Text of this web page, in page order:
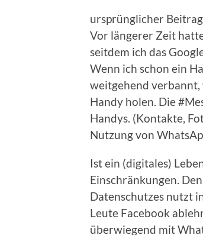
ursprünglicher
Vor längerer Zeit
seitdem ich das
Wenn ich schon ein
weitgehend
Handy holen. Die
Handys. (Kontakte,
Nutzung von
Ist ein (digitales)
Einschränkungen.
Datenschutzes nutzt
Leute Facebook
überwiegend mit